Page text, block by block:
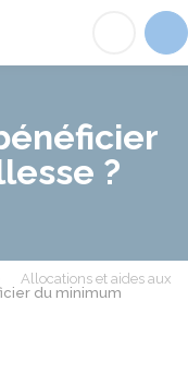
?
Allocations et aides aux
du minimum